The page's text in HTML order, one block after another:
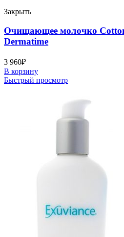
Закрыть
Очищающее молочко
Dermatime
3 960₽
В корзину
Быстрый просмотр